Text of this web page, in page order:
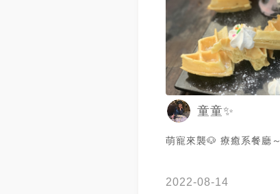
童童✨
萌寵來襲🐶 療癒系餐廳～
2022-08-14